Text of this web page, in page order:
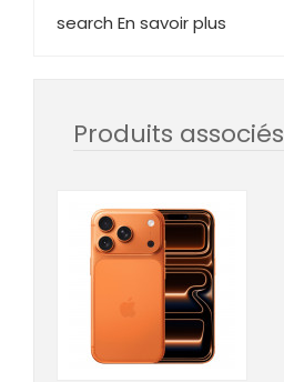
search En savoir plus
Produits associés